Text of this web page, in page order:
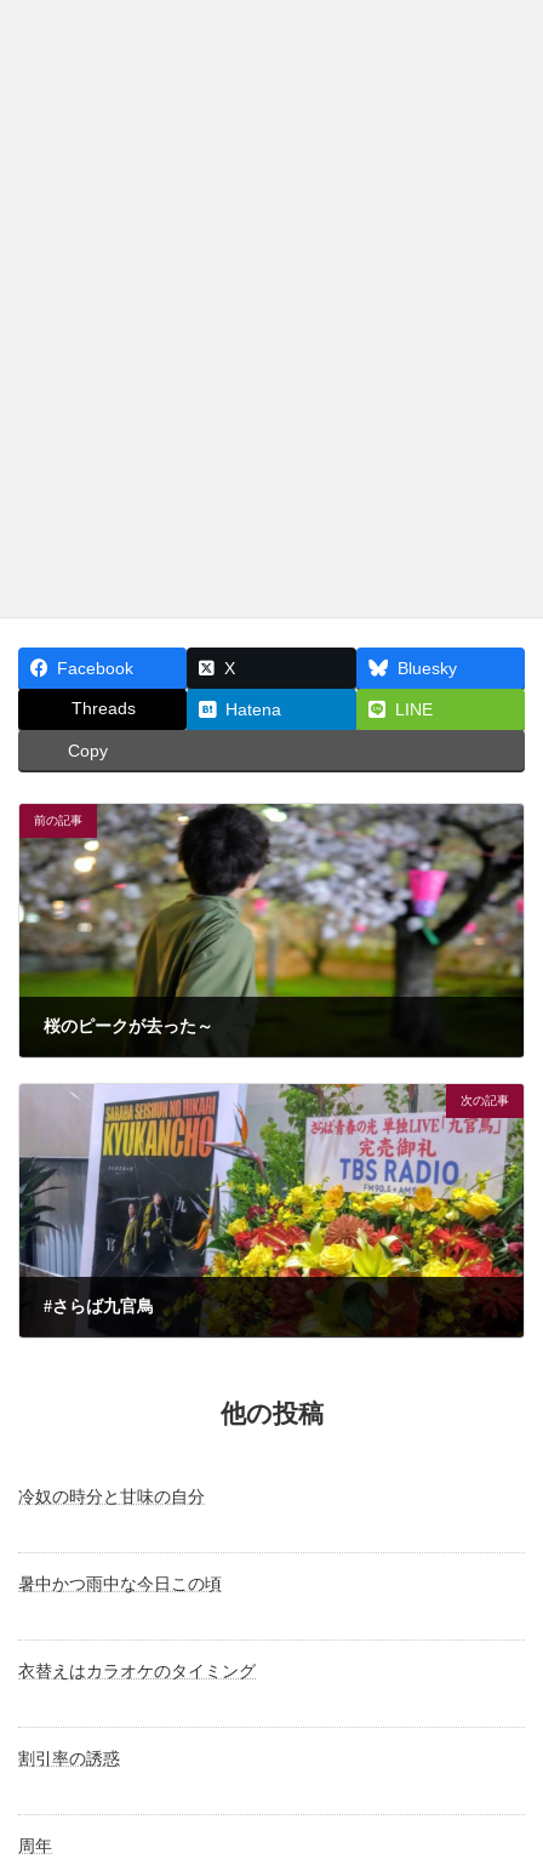
Facebook X Bluesky
Threads Hatena LINE
Copy
前の記事
桜のピークが去った～
次の記事
#さらば九官鳥
他の投稿
冷奴の時分と甘味の自分
暑中かつ雨中な今日この頃
衣替えはカラオケのタイミング
割引率の誘惑
周年